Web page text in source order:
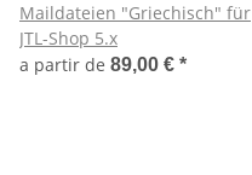
Maildateien "Griechisch" für
JTL-Shop 5.x
a partir de 89,00 € *